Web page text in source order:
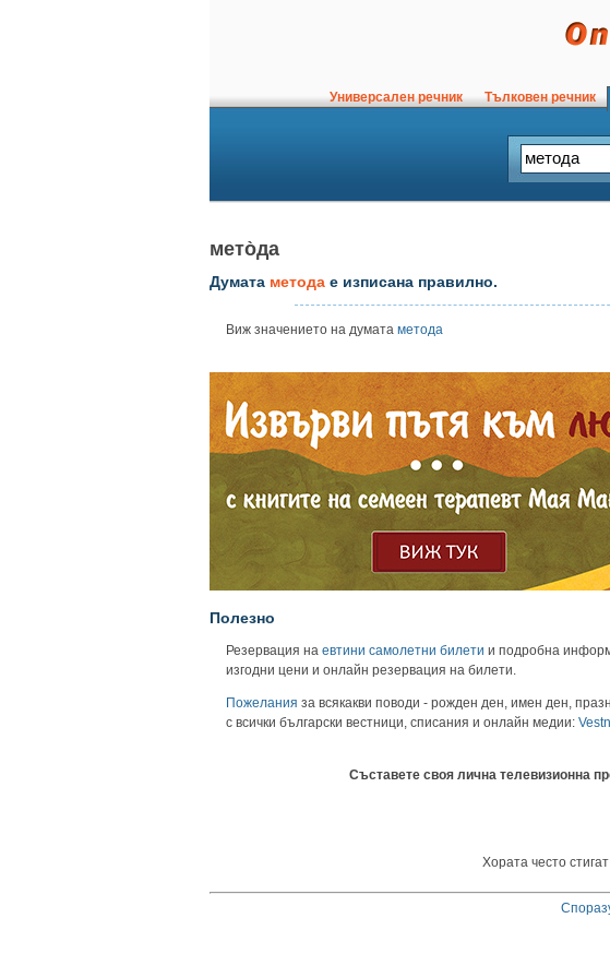
Универсален речник Тълковен речник
мето̀да
Думата метода е изписана правилно.
Виж значението на думата метода
Полезно
Резервация на евтини самолетни билети и подробна
изгодни цени и онлайн резервация на билети.
Пожелания за всякакви поводи - рожден ден, имен ден,
с всички български вестници, списания и онлайн медии:
Съставете своя лична телевизионна
Хората често